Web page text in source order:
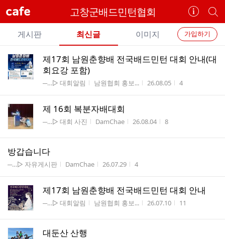
cafe 고창군배드민턴협회
카
페
정
보
기
개
별
카
페
검
색
카
페
메
뉴
가입하기
게시판 최신글 이미지
전
체
글
제17회 남원춘향배 전국배드민턴 대회 안내(대
회요강 포함)
게시판명
─…▷ 대회알림 작성자
남원협회 홍보... 작성시간
26.08.05 조회수
4
제 16회 복분자배대회
게시판명
─…▷ 대회 사진 작성자
DamChae 작성시간
26.08.04 조회수
8
방갑습니다
게시판명
─…▷ 자유게시판 작성자
DamChae 작성시간
26.07.29 조회수
4
제17회 남원춘향배 전국배드민턴 대회 안내
게시판명
─…▷ 대회알림 작성자
남원협회 홍보... 작성시간
26.07.10 조회수
11
대둔산 산행